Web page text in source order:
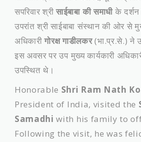
सपरिवार श्रीसाईबाबा की समाधीके दर्शन
उपरांत श्री साईबाबा संस्थान की ओर से
अधिकारीगोरक्ष गाडीलकर(भा.प्र.से.) ने
इस अवसर पर उप मुख्य कार्यकारी
उपस्थित थे।
Honorable Shri Ram Nath
President of India, visited the
Samadhi with his family to
Following the visit, he was